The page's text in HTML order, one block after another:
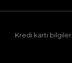
Kredi kartı